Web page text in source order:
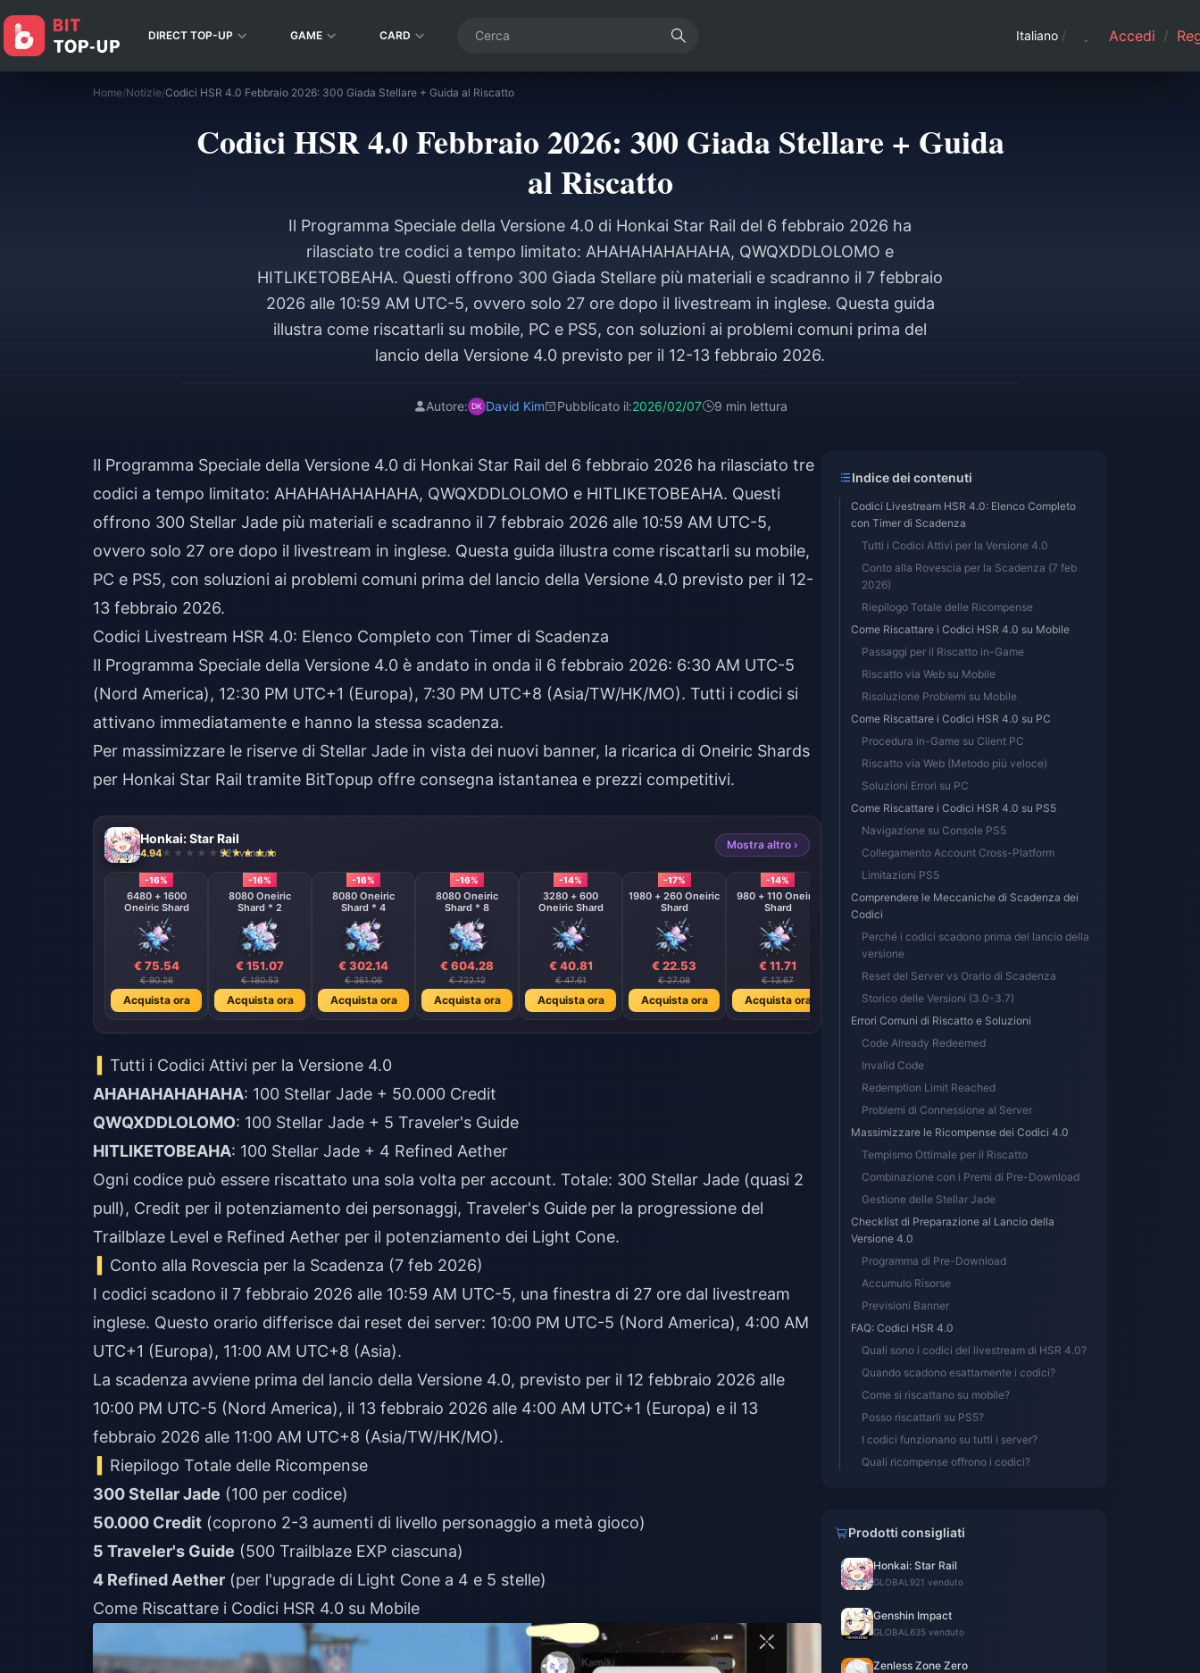
DIRECT TOP-UP GAME CARD Italiano / Accedi /
Home/Notizie/Codici HSR 4.0 Febbraio 2026: 300 Giada Stellare + Guida al Riscatto
Codici HSR 4.0 Febbraio 2026: 300 Giada Stellare + Guida
al Riscatto
Il Programma Speciale della Versione 4.0 di Honkai Star Rail del 6 febbraio 2026 ha
rilasciato tre codici a tempo limitato: AHAHAHAHAHAHA, QWQXDDLOLOMO e
HITLIKETOBEAHA. Questi offrono 300 Giada Stellare più materiali e scadranno il 7 febbraio
2026 alle 10:59 AM UTC-5, ovvero solo 27 ore dopo il livestream in inglese. Questa guida
illustra come riscattarli su mobile, PC e PS5, con soluzioni ai problemi comuni prima del
lancio della Versione 4.0 previsto per il 12-13 febbraio 2026.
Autore: David Kim Pubblicato il:2026/02/07 9 min lettura
Il Programma Speciale della Versione 4.0 di Honkai Star Rail del 6 febbraio 2026 ha rilasciato tre
codici a tempo limitato: AHAHAHAHAHAHA, QWQXDDLOLOMO e HITLIKETOBEAHA. Questi
offrono 300 Stellar Jade più materiali e scadranno il 7 febbraio 2026 alle 10:59 AM UTC-5,
ovvero solo 27 ore dopo il livestream in inglese. Questa guida illustra come riscattarli su mobile,
PC e PS5, con soluzioni ai problemi comuni prima del lancio della Versione 4.0 previsto per il 12-
13 febbraio 2026.
Codici Livestream HSR 4.0: Elenco Completo con Timer di Scadenza
Il Programma Speciale della Versione 4.0 è andato in onda il 6 febbraio 2026: 6:30 AM UTC-5
(Nord America), 12:30 PM UTC+1 (Europa), 7:30 PM UTC+8 (Asia/TW/HK/MO). Tutti i codici si
attivano immediatamente e hanno la stessa scadenza.
Per massimizzare le riserve di Stellar Jade in vista dei nuovi banner, la ricarica di Oneiric Shards
per Honkai Star Rail tramite BitTopup offre consegna istantanea e prezzi competitivi.
Honkai: Star Rail
4.94 921 venduto
Mostra altro ›
-16%
6480 + 1600
Oneiric Shard
€ 75.54
€ 90.26
Acquista ora
-16%
8080 Oneiric
Shard * 2
€ 151.07
€ 180.53
Acquista ora
-16%
8080 Oneiric
Shard * 4
€ 302.14
€ 361.06
Acquista ora
-16%
8080 Oneiric
Shard * 8
€ 604.28
€ 722.12
Acquista ora
-14%
3280 + 600
Oneiric Shard
€ 40.81
€ 47.61
Acquista ora
-17%
1980 + 260 Oneiric
Shard
€ 22.53
€ 27.08
Acquista ora
-14%
980 + 110 Oneiric
Shard
€ 11.71
€ 13.67
Acquista ora
-17%
Express Supply
Pass
€ 4.51
Acquista ora
300 + 30 Oneiric
€ 4.51
Acquista ora
60 Oneiric Shard
Tutti i Codici Attivi per la Versione 4.0
AHAHAHAHAHAHA: 100 Stellar Jade + 50.000 Credit
QWQXDDLOLOMO: 100 Stellar Jade + 5 Traveler's Guide
HITLIKETOBEAHA: 100 Stellar Jade + 4 Refined Aether
Ogni codice può essere riscattato una sola volta per account. Totale: 300 Stellar Jade (quasi 2
pull), Credit per il potenziamento dei personaggi, Traveler's Guide per la progressione del
Trailblaze Level e Refined Aether per il potenziamento dei Light Cone.
Conto alla Rovescia per la Scadenza (7 feb 2026)
I codici scadono il 7 febbraio 2026 alle 10:59 AM UTC-5, una finestra di 27 ore dal livestream
inglese. Questo orario differisce dai reset dei server: 10:00 PM UTC-5 (Nord America), 4:00 AM
UTC+1 (Europa), 11:00 AM UTC+8 (Asia).
La scadenza avviene prima del lancio della Versione 4.0, previsto per il 12 febbraio 2026 alle
10:00 PM UTC-5 (Nord America), il 13 febbraio 2026 alle 4:00 AM UTC+1 (Europa) e il 13
febbraio 2026 alle 11:00 AM UTC+8 (Asia/TW/HK/MO).
Riepilogo Totale delle Ricompense
300 Stellar Jade (100 per codice)
50.000 Credit (coprono 2-3 aumenti di livello personaggio a metà gioco)
5 Traveler's Guide (500 Trailblaze EXP ciascuna)
4 Refined Aether (per l'upgrade di Light Cone a 4 e 5 stelle)
Come Riscattare i Codici HSR 4.0 su Mobile
Indice dei contenuti
Codici Livestream HSR 4.0: Elenco Completo
con Timer di Scadenza
Tutti i Codici Attivi per la Versione 4.0
Conto alla Rovescia per la Scadenza (7 feb
2026)
Riepilogo Totale delle Ricompense
Come Riscattare i Codici HSR 4.0 su Mobile
Passaggi per il Riscatto in-Game
Riscatto via Web su Mobile
Risoluzione Problemi su Mobile
Come Riscattare i Codici HSR 4.0 su PC
Procedura in-Game su Client PC
Riscatto via Web (Metodo più veloce)
Soluzioni Errori su PC
Come Riscattare i Codici HSR 4.0 su PS5
Navigazione su Console PS5
Collegamento Account Cross-Platform
Limitazioni PS5
Comprendere le Meccaniche di Scadenza dei
Codici
Perché i codici scadono prima del lancio della
versione
Reset del Server vs Orario di Scadenza
Storico delle Versioni (3.0-3.7)
Errori Comuni di Riscatto e Soluzioni
Code Already Redeemed
Invalid Code
Redemption Limit Reached
Problemi di Connessione al Server
Massimizzare le Ricompense dei Codici 4.0
Tempismo Ottimale per il Riscatto
Combinazione con i Premi di Pre-Download
Gestione delle Stellar Jade
Checklist di Preparazione al Lancio della
Versione 4.0
Programma di Pre-Download
Accumulo Risorse
Previsioni Banner
FAQ: Codici HSR 4.0
Quali sono i codici del livestream di HSR 4.0?
Quando scadono esattamente i codici?
Come si riscattano su mobile?
Posso riscattarli su PS5?
I codici funzionano su tutti i server?
Quali ricompense offrono i codici?
Prodotti consigliati
Honkai: Star Rail
GLOBAL 921 venduto
Genshin Impact
GLOBAL 635 venduto
Zenless Zone Zero